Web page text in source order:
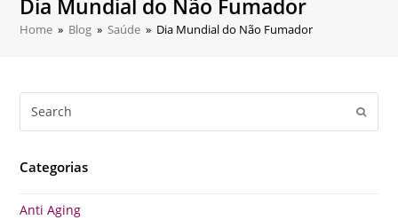
Dia Mundial do Não Fumador
Home » Blog » Saúde » Dia Mundial do Não Fumador
Categorias
Anti Aging